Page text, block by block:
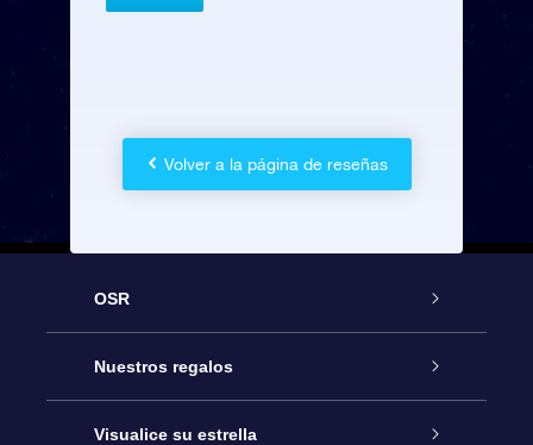
Volver a la página de reseñas
OSR
Atención
Contáctanos
Nuestros regalos
Regalo Estrella Online
Visualice su estrella